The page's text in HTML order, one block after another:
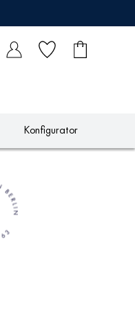
Wunschliste
Warenkorb
0
Konfigurator